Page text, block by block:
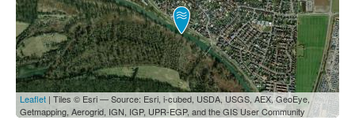
Leaflet | Tiles © Esri — Source: Esri, i-cubed, USDA, USGS, AEX, GeoEye,
Getmapping, Aerogrid, IGN, IGP, UPR-EGP, and the GIS User Community